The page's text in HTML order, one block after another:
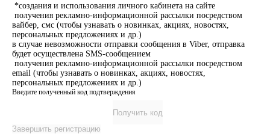
*создания и использования личного кабинета на сайте
получения рекламно-информационной рассылки посредством
вайбер, смс (чтобы узнавать о новинках, акциях, новостях,
персональных предложениях и др.)
в случае невозможности отправки сообщения в Viber, отправка
будет осуществлена SMS-сообщением
получения рекламно-информационной рассылки посредством
email (чтобы узнавать о новинках, акциях, новостях,
персональных предложениях и др.)
Введите полученный код подтверждения
Получить код
Завершить регистрацию